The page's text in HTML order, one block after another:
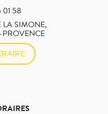
01 58
SIMONE,